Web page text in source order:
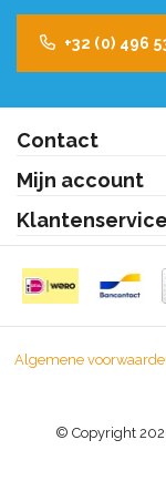
+32 (0) 496
Contact
Mijn account
Klantenservice
Algemene
© Copyright